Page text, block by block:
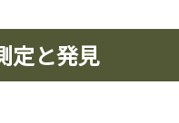
定と発見